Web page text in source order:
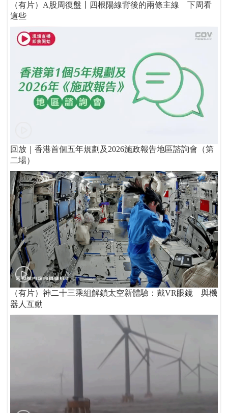
（有片）A股周復盤丨四根陽線背後的兩條主線 下周看
這些
回放｜香港首個五年規劃及2026施政報告地區諮詢會（第
二場）
（有片）神二十三乘組解鎖太空新體驗：戴VR眼鏡 與機
器人互動